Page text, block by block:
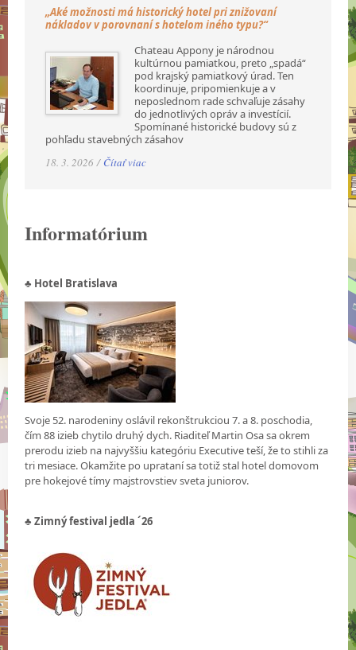
„Aké možnosti má historický hotel pri znižovaní
nákladov v porovnaní s hotelom iného typu?“
Chateau Appony je národnou
kultúrnou pamiatkou, preto „spadá“
pod krajský pamiatkový úrad. Ten
koordinuje, pripomienkuje a v
neposlednom rade schvaľuje zásahy
do jednotlivých opráv a investícií.
Spomínané historické budovy sú z
pohľadu stavebných zásahov
18. 3. 2026 / Čítať viac
Informatórium
♣ Hotel Bratislava
Svoje 52. narodeniny oslávil rekonštrukciou 7. a 8. poschodia,
čím 88 izieb chytilo druhý dych. Riaditeľ Martin Osa sa okrem
prerodu izieb na najvyššiu kategóriu Executive teší, že to stihli za
tri mesiace. Okamžite po uprataní sa totiž stal hotel domovom
pre hokejové tímy majstrovstiev sveta juniorov.
♣ Zimný festival jedla ´26